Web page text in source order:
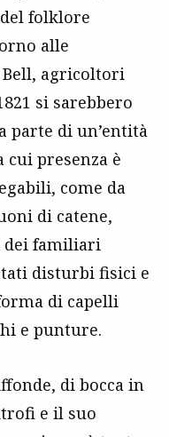
folklore
alle
agricoltori
si sarebbero
parte di un’entità
presenza è
come da
di catene,
dei familiari
disturbi fisici e
di capelli
e punture.
di bocca in
e il suo